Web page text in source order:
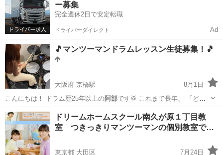
ー募集
完全週休2日で安定転職
ドライバーダイレクト Ad
🎵マンツーマンドラムレッスン生徒募集！🎵
大阪府 京橋駅
8月1日
こんにちは！ ドラム歴25年以上の阿部です🥁 これまで長年、 「どう
すれ…
大阪 大阪市 京橋駅 レッスン
ドリームホームスクール南久が原１丁目教
室 つきっきりマンツーマンの個別教室で
東京都 大田区
7月24日